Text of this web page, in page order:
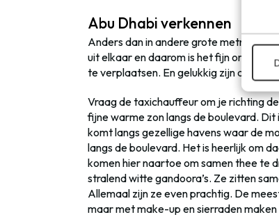
Abu Dhabi verkennen
Anders dan in andere grote
uit elkaar en daarom is het fijn om een
te verplaatsen. En gelukkig zijn de taxi’s
Vraag de taxichauffeur om je richting
fijne warme zon langs de boulevard.
komt langs gezellige havens waar de
langs de boulevard. Het is heerlijk om
komen hier naartoe om samen thee te
stralend witte gandoora’s. Ze zitten
Allemaal zijn ze even prachtig. De
maar met make-up en sierraden maken